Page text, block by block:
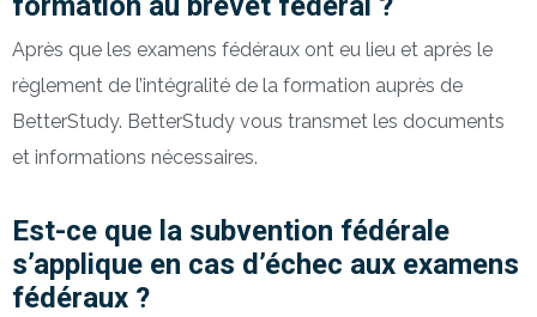
Après que les examens fédéraux ont eu lieu et après le
règlement de l’intégralité de la formation auprès de
BetterStudy. BetterStudy vous transmet les documents
et informations nécessaires.
Est-ce que la subvention fédérale
s’applique en cas d’échec aux examens
fédéraux ?